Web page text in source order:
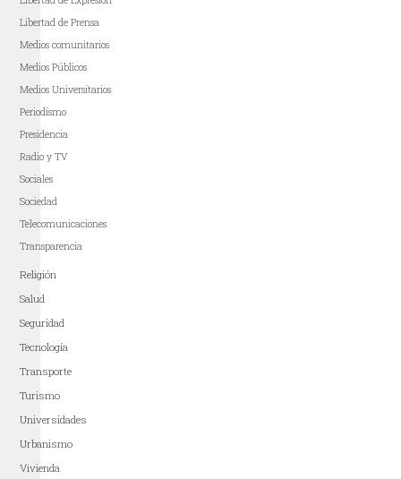
Libertad de Prensa
Medios comunitarios
Medios Públicos
Medios Universitarios
Periodismo
Presidencia
Radio y TV
Sociales
Sociedad
Telecomunicaciones
Transparencia
Religión
Salud
Seguridad
Tecnología
Transporte
Turismo
Universidades
Urbanismo
Vivienda